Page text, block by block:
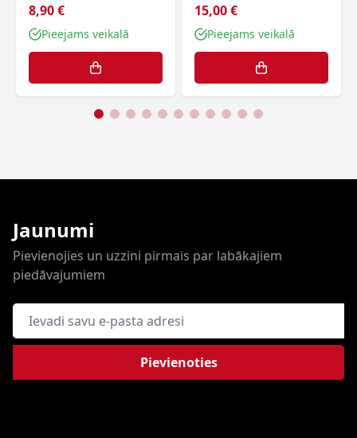
8,90 €
Pieejams veikalā
15,00 €
Pieejams veikalā
Jaunumi
Pievienojies un uzzini pirmais par labākajiem
piedāvajumiem
E-pasta adrese
Pievienoties